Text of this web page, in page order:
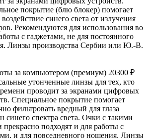
покрытие (блю блокер) помогает
синего света от излучения
Рекомендуются для использования во
с гаджетами, не для постоянного
Линзы производства Сербии или Ю.-В.
за компьютером (премиум) 20300 ₽
утонченные линзы для тех, кто
проводит за экранами цифровых
Специальное покрытие помогает
фильтровать вредный для глаза
синего спектра света. Очки с такими
прекрасно подходят и для работы с
и для повседневного ношения. Линзы